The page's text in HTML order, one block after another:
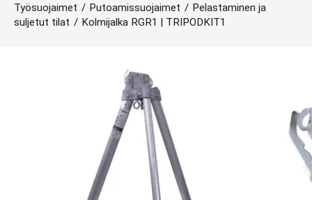
Työsuojaimet / Putoamissuojaimet / Pelastaminen ja
suljetut tilat / Kolmijalka RGR1 | TRIPODKIT1